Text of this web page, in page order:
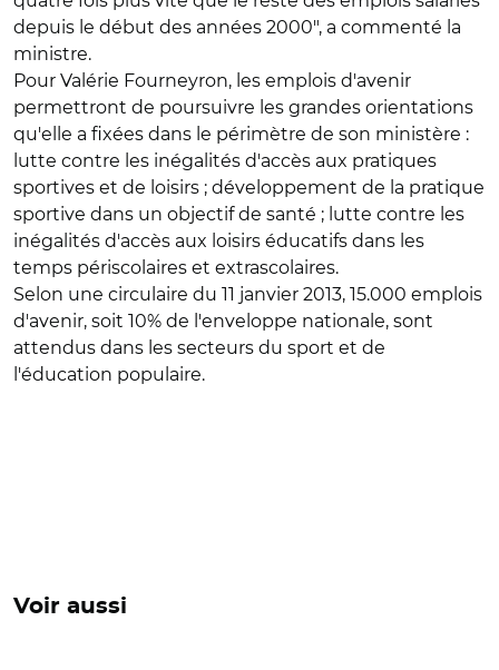
depuis le début des années 2000", a commenté la
ministre.
Pour Valérie Fourneyron, les emplois d'avenir
permettront de poursuivre les grandes orientations
qu'elle a fixées dans le périmètre de son ministère :
lutte contre les inégalités d'accès aux pratiques
sportives et de loisirs ; développement de la pratique
sportive dans un objectif de santé ; lutte contre les
inégalités d'accès aux loisirs éducatifs dans les
temps périscolaires et extrascolaires.
Selon une circulaire du 11 janvier 2013, 15.000 emplois
d'avenir, soit 10% de l'enveloppe nationale, sont
attendus dans les secteurs du sport et de
l'éducation populaire.
Voir aussi